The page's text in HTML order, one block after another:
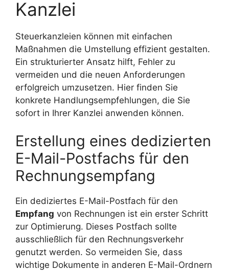
Kanzlei
Steuerkanzleien können mit einfachen
Maßnahmen die Umstellung effizient gestalten.
Ein strukturierter Ansatz hilft, Fehler zu
vermeiden und die neuen Anforderungen
erfolgreich umzusetzen. Hier finden Sie
konkrete Handlungsempfehlungen, die Sie
sofort in Ihrer Kanzlei anwenden können.
Erstellung eines dedizierten
E-Mail-Postfachs für den
Rechnungsempfang
Ein dediziertes E-Mail-Postfach für den
Empfang von Rechnungen ist ein erster Schritt
zur Optimierung. Dieses Postfach sollte
ausschließlich für den Rechnungsverkehr
genutzt werden. So vermeiden Sie, dass
wichtige Dokumente in anderen E-Mail-Ordnern